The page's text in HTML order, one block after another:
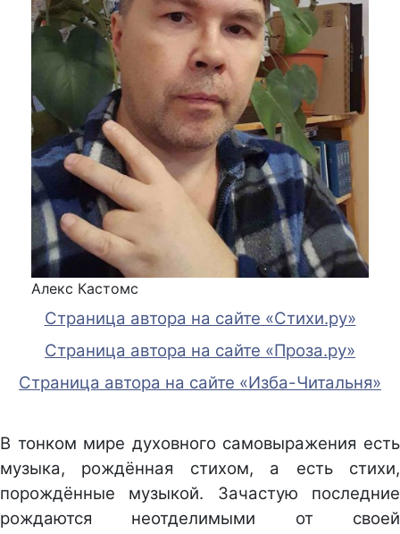
Алекс Кастомс
Страница автора на сайте «Стихи.ру»
Страница автора на сайте «Проза.ру»
Страница автора на сайте «Изба-Читальня»
В тонком мире духовного самовыражения есть
музыка, рождённая стихом, а есть стихи,
порождённые музыкой. Зачастую последние
рождаются неотделимыми от своей